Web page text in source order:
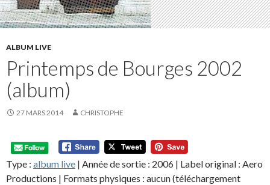
ALBUM LIVE
Printemps de Bourges 2002
(album)
27 MARS 2014 CHRISTOPHE
Type : album live | Année de sortie : 2006 | Label original : Aero
Productions | Formats physiques : aucun (téléchargement